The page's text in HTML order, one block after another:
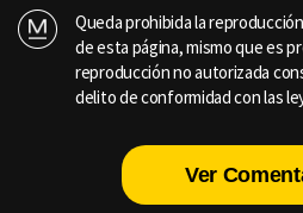
Queda prohibida la
de esta página, mismo que es
reproducción no autorizada
delito de conformidad con las
Ver